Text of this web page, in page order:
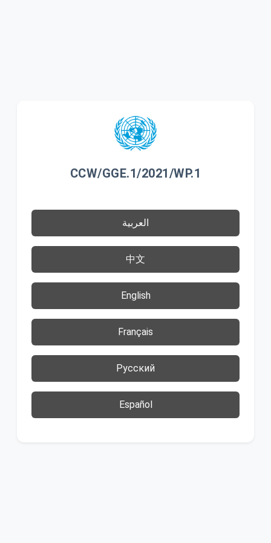
CCW/GGE.1/2021/WP.1
العربية
中文
English
Français
Русский
Español